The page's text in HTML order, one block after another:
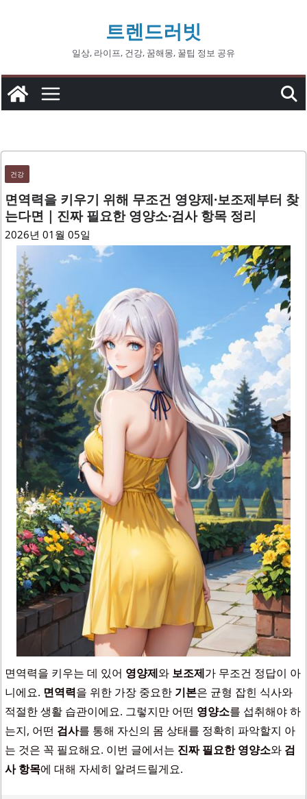
트렌드러빗
일상, 라이프, 건강, 꿈해몽, 꿀팁 정보 공유
건강
면역력을 키우기 위해 무조건 영양제·보조제부터 찾
는다면｜진짜 필요한 영양소·검사 항목 정리
2026년 01월 05일
면역력을 키우는 데 있어 영양제와 보조제가 무조건 정답이 아
니에요. 면역력을 위한 가장 중요한 기본은 균형 잡힌 식사와
적절한 생활 습관이에요. 그렇지만 어떤 영양소를 섭취해야 하
는지, 어떤 검사를 통해 자신의 몸 상태를 정확히 파악할지 아
는 것은 꼭 필요해요. 이번 글에서는 진짜 필요한 영양소와 검
사 항목에 대해 자세히 알려드릴게요.